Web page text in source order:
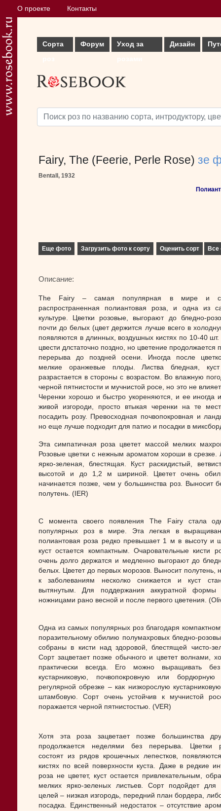
О проекте Контакты
Сорта
Форум
Уход за
Дизайн
Fairy, The (Feerie, Perle Rose) зе
Bentall, 1932
Еще фото Загрузить фото к сорту Оценить сорт Все
Описание:
The Fairy – самая популярная в мире и
распространенная полиантовая роза, и одна из
культуре. Цветки розовые, выгорают до бледно-
почти до белых (цвет держится лучше всего в
появляются в длинных, воздушных кистях по 10-40
цвести длстаточно поздно, но цветение продолжается
перерыва до поздней осени. Иногда после
мелкие оранжевые плоды. Листва бледная, куст
разрастается в стороны с возрастом. Во влажную
черной пятнистости и мучнистой росе, но это не
Черенки хорошо и быстро укореняются, и ее иногда
живой изгороди, просто втыкая черенки на те
посадить розу. Превосходная почвопокровная и
но еще лучше подходит для патио и посадки в
Эта симпатичная роза цветет массой мелких
Розовые цветки с нежным ароматом хороши в срезке.
ярко-зеленая, блестящая. Куст раскидистый,
высотой и до 1,2 м шириной. Цветет очень
начинается позже, чем у большинства роз. Выносит
полутень. (IER)
С момента своего появления The Fairy стала
популярных роз в мире. Эта легкая в
полиантовая роза редко превышает 1 м в высоту и
куст остается компактным. Очаровательные кисти
очень долго держатся и медленно выгорают до
белых. Цветет до первых морозов. Выносит полутень,
к заболеваниям несколко снижается и куст
вытянутым. Для поддержания аккуратной формы
ножницами рано весной и после первого цветения.
Одна из самых популярных роз благодаря
поразительному обилию полумахровых бледно-
собраны в кисти над здоровой, блестящей чисто-
Сорт зацветает позже обычного и цветет волнами,
практически всегда. Его можно выращивать
кустарниковую, почвопокровную или
регулярной обрезке – как низкорослую
штамбовую. Сорт очень устойчив к мучнистой
поражается черной пятнистостью. (VER)
Хотя эта роза зацветает позже большинства
продолжается неделями без перерыва. Цветки
состоят из рядов крошечных лепестков,
кистях по всей поверхности куста. Даже в редкие
роза не цветет, куст остается привлекательным,
мелких ярко-зеленых листьев. Сорт подойдет
целей – низкая изгородь, передний план бордера,
посадка. Единственный недостаток – отсутствие